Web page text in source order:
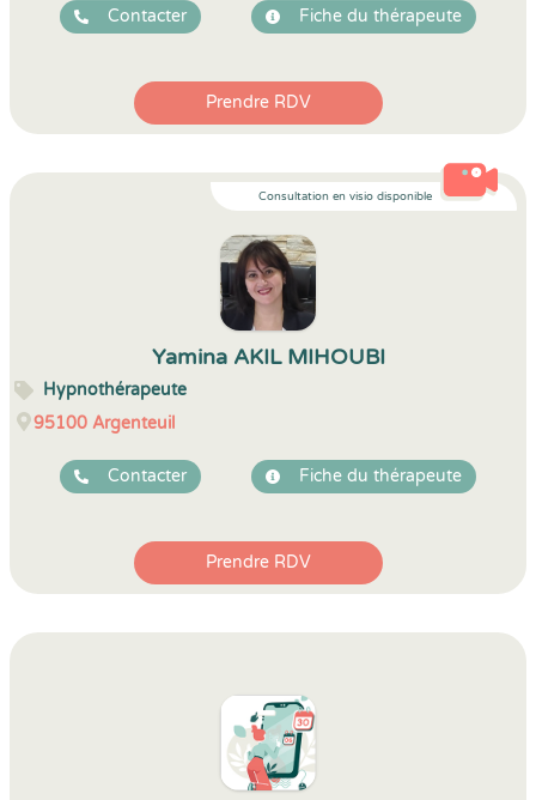
Contacter Fiche du thérapeute
Prendre RDV
Consultation en visio disponible
Yamina AKIL MIHOUBI
Hypnothérapeute
95100 Argenteuil
Contacter Fiche du thérapeute
Prendre RDV